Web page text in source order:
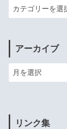
アーカイブ
リンク集